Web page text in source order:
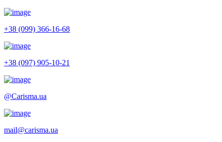
+38 (099) 366-16-68
+38 (097) 905-10-21
@Carisma.ua
mail@carisma.ua